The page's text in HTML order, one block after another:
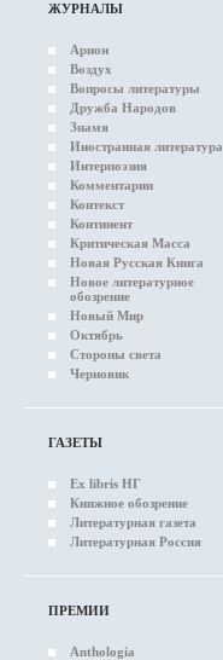
ЖУРНАЛЫ
Арион
Воздух
Вопросы литературы
Дружба Народов
Знамя
Иностранная литература
Интерпоэзия
Комментарии
Контекст
Континент
Критическая Масса
Новая Русская Книга
Новое литературное
обозрение
Новый Мир
Октябрь
Стороны света
Черновик
ГАЗЕТЫ
Ex libris НГ
Книжное обозрение
Литературная газета
Литературная Россия
ПРЕМИИ
Anthologia